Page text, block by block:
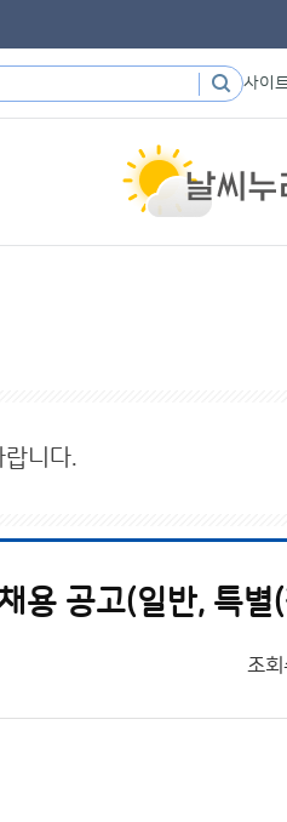
사이
니다.
조회